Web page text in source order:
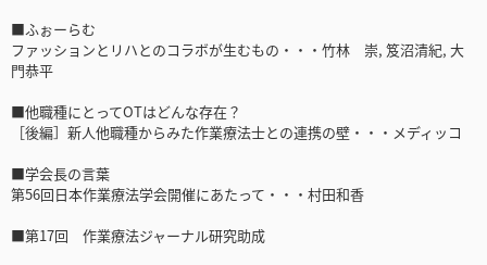
■ふぉーらむ
ファッションとリハとのコラボが生むもの・・・竹林 崇, 笈沼清紀, 大
門恭平
■他職種にとってOTはどんな存在？
［後編］新人他職種からみた作業療法士との連携の壁・・・メディッコ
■学会長の言葉
第56回日本作業療法学会開催にあたって・・・村田和香
■第17回 作業療法ジャーナル研究助成